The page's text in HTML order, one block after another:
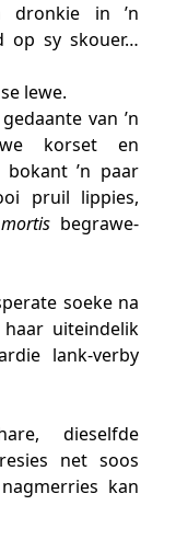
dronkie in ’n
op sy skouer…
lewe.
van ’n
korset en
’n paar
pruil lippies,
begrawe-
soeke na
uiteindelik
lank-verby
dieselfde
net soos
kan